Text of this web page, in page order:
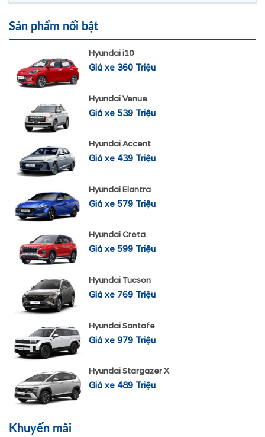
Sản phẩm nổi bật
Hyundai i10
Giá xe 360 Triệu
Hyundai Venue
Giá xe 539 Triệu
Hyundai Accent
Giá xe 439 Triệu
Hyundai Elantra
Giá xe 579 Triệu
Hyundai Creta
Giá xe 599 Triệu
Hyundai Tucson
Giá xe 769 Triệu
Hyundai Santafe
Giá xe 979 Triệu
Hyundai Stargazer X
Giá xe 489 Triệu
Khuyến mãi